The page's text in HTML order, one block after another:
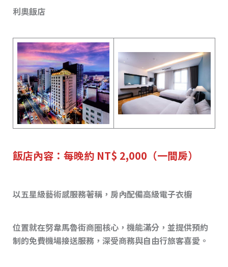
利奧飯店
飯店內容：每晚約 NT$ 2,000（一間房）
以五星級藝術感服務著稱，房內配備高級電子衣櫥
位置就在努韋馬魯街商圈核心，機能滿分，並提供預約
制的免費機場接送服務，深受商務與自由行旅客喜愛。